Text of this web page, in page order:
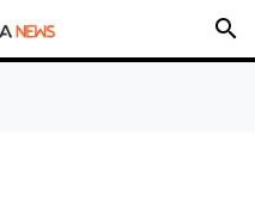
search